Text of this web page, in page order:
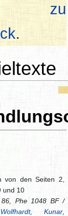
zu
.
von den Seiten 2,
und 10
86, Phe 1048 BF /
Wolfhardt, Kunar